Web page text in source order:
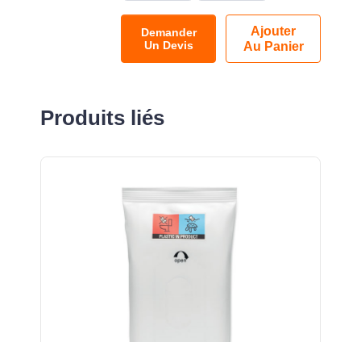
Demander
Un Devis
Ajouter
Au Panier
Produits liés